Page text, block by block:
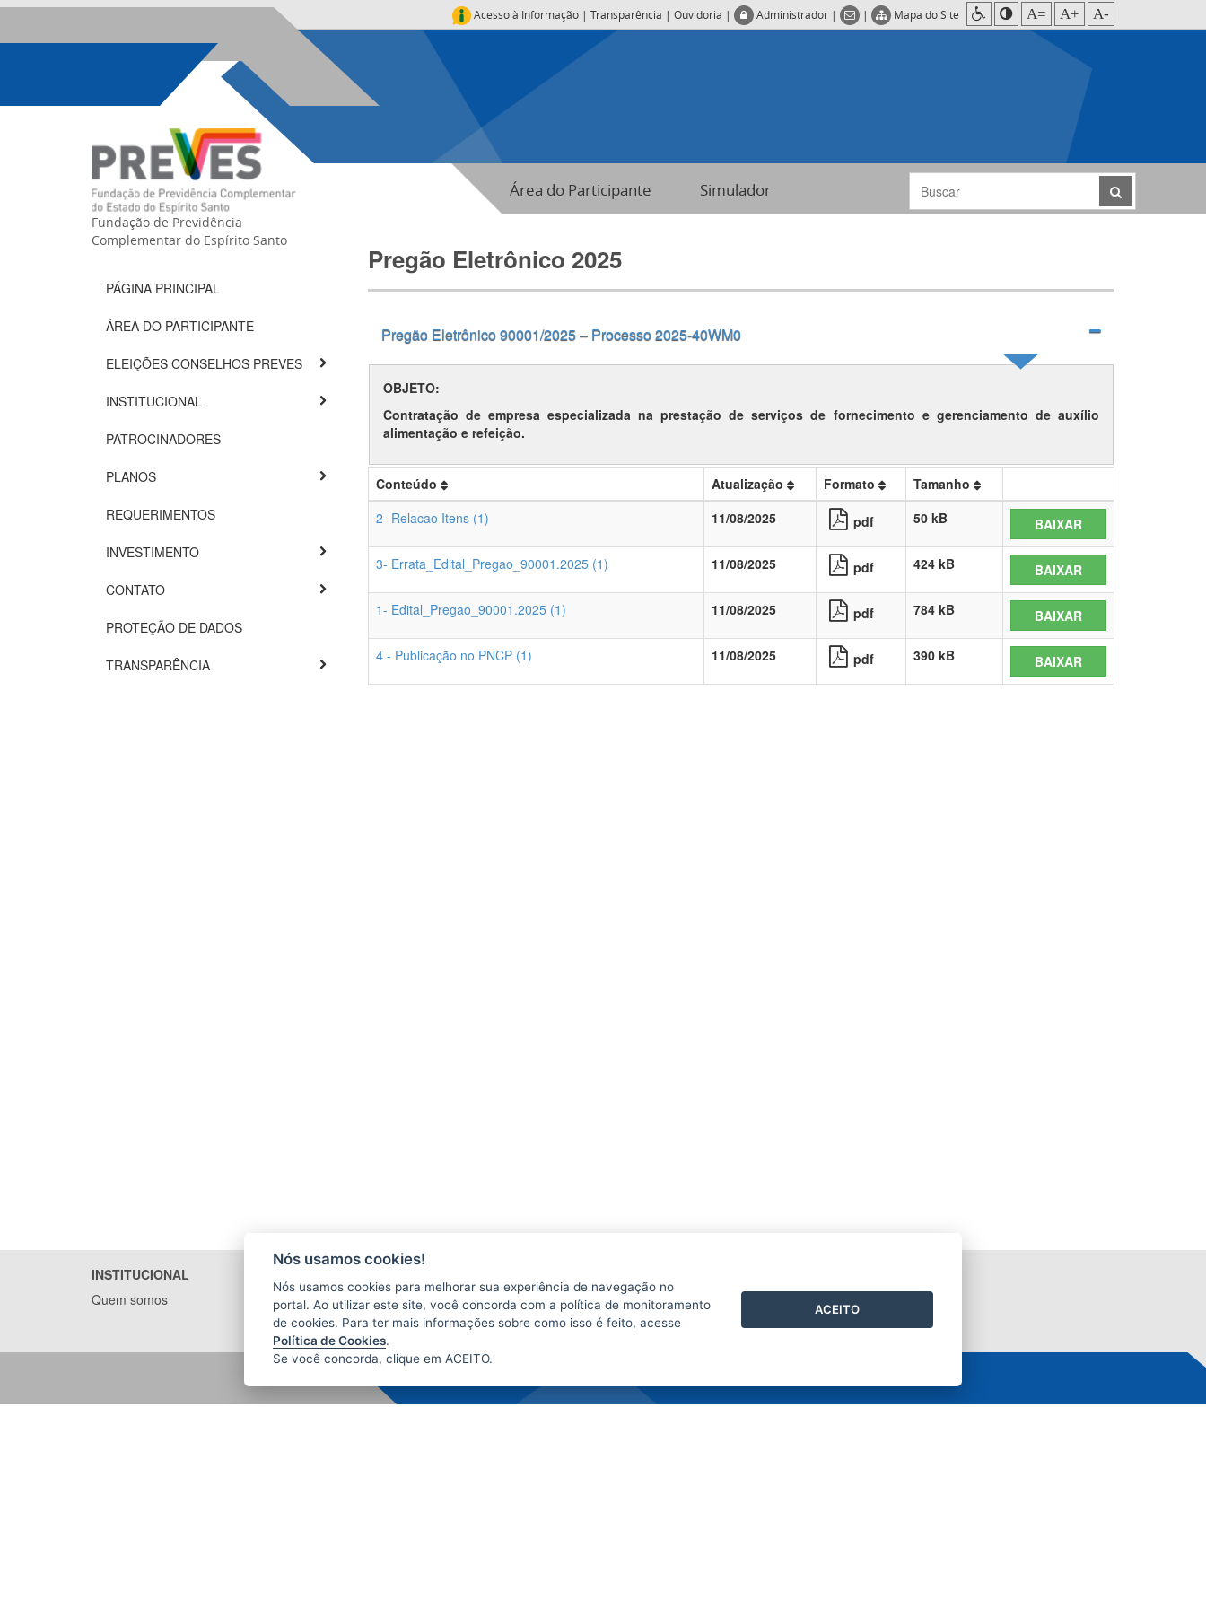
Acesso à Informação | Transparência | Ouvidoria | Administrador | | Mapa do Site A= A+ A-
Área do Participante Simulador
Fundação de Previdência
Complementar do Espírito Santo
PÁGINA PRINCIPAL
ÁREA DO PARTICIPANTE
ELEIÇÕES CONSELHOS PREVES
INSTITUCIONAL
PATROCINADORES
PLANOS
REQUERIMENTOS
INVESTIMENTO
CONTATO
PROTEÇÃO DE DADOS
TRANSPARÊNCIA
Pregão Eletrônico 2025
Pregão Eletrônico 90001/2025 – Processo 2025-40WM0
OBJETO:
Contratação de empresa especializada na prestação de serviços de fornecimento e gerenciamento de auxílio
alimentação e refeição.
Conteúdo Atualização Formato
Tamanho
2- Relacao Itens (1)
11/08/2025 pdf 50 kB BAIXAR
3- Errata_Edital_Pregao_90001.2025 (1) 11/08/2025 pdf 424 kB BAIXAR
1- Edital_Pregao_90001.2025 (1) 11/08/2025 pdf 784 kB BAIXAR
4 - Publicação no PNCP (1) 11/08/2025 pdf 390 kB BAIXAR
INSTITUCIONAL
Quem somos
Central de atendimento
Atendimento ao Participante
Nós usamos cookies!
Nós usamos cookies para melhorar sua experiência de navegação no
portal. Ao utilizar este site, você concorda com a política de monitoramento
de cookies. Para ter mais informações sobre como isso é feito, acesse
Política de Cookies.
Se você concorda, clique em ACEITO.
ACEITO